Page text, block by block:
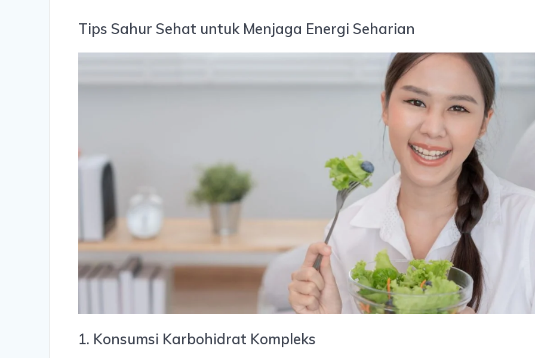
Tips Sahur Sehat untuk Menjaga Energi Seharian
1. Konsumsi Karbohidrat Kompleks